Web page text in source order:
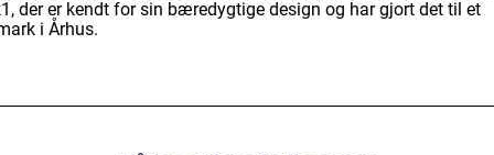
der er kendt for sin bæredygtige design og har gjort det til et
i Århus.